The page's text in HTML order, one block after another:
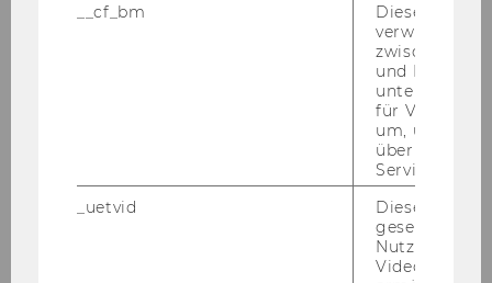
__cf_bm
Dieses
verwendet,
zwischen
und Bots zu
für Vimeo
um, um
über die
Service zu
_uetvid
Dieses
gesetzt, um
Nutzung des
Videoplayers